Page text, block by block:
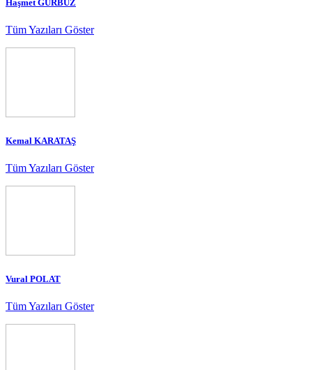
Haşmet GÜRBÜZ
Tüm Yazıları Göster
Kemal KARATAŞ
Tüm Yazıları Göster
Vural POLAT
Tüm Yazıları Göster